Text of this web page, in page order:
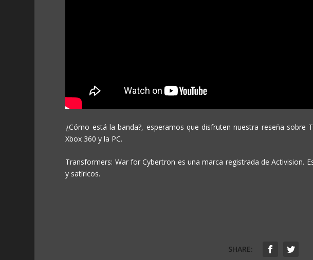
¿Cómo está la banda?, esperamos que disfruten nuestra reseña sobre
Xbox 360 y la PC.
Transformers: War for Cybertron es una marca registrada de Activision.
y satíricos.
SHARE: